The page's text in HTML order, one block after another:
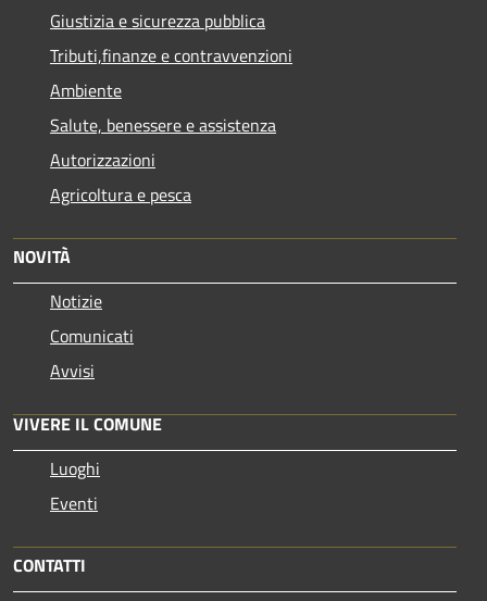
Giustizia e sicurezza pubblica
Tributi,finanze e contravvenzioni
Ambiente
Salute, benessere e assistenza
Autorizzazioni
Agricoltura e pesca
NOVITÀ
Notizie
Comunicati
Avvisi
VIVERE IL COMUNE
Luoghi
Eventi
CONTATTI